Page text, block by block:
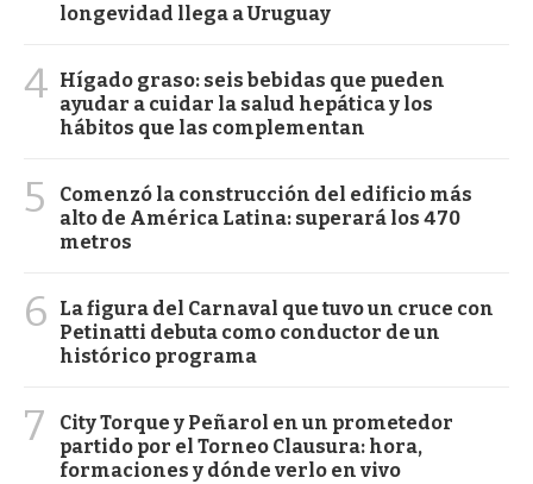
longevidad llega a Uruguay
4 Hígado graso: seis bebidas que pueden
ayudar a cuidar la salud hepática y los
hábitos que las complementan
5
Comenzó la construcción del edificio más
alto de América Latina: superará los 470
metros
6
La figura del Carnaval que tuvo un cruce con
Petinatti debuta como conductor de un
histórico programa
7
City Torque y Peñarol en un prometedor
partido por el Torneo Clausura: hora,
formaciones y dónde verlo en vivo